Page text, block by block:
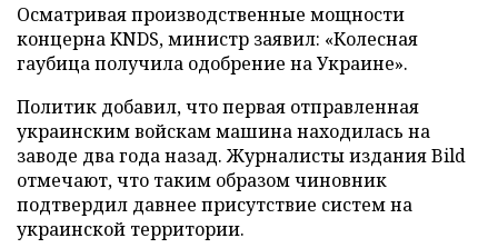
Осматривая производственные мощности
концерна KNDS, министр заявил: «Колесная
гаубица получила одобрение на Украине».
Политик добавил, что первая отправленная
украинским войскам машина находилась на
заводе два года назад. Журналисты издания Bild
отмечают, что таким образом чиновник
подтвердил давнее присутствие систем на
украинской территории.